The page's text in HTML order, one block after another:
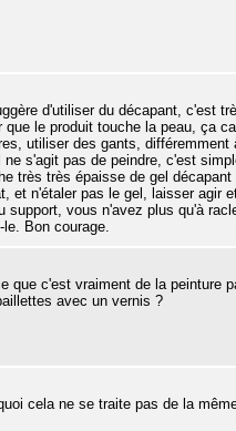
d'utiliser du décapant, c'est
que le produit touche la peau, ça
utiliser des gants, différemment
ne s'agit pas de peindre, c'est
très très épaisse de gel décapant
et n'étaler pas le gel, laisser agir
support, vous n'avez plus qu'à
le. Bon courage.
que c'est vraiment de la peinture
avec un vernis ?
cela ne se traite pas de la